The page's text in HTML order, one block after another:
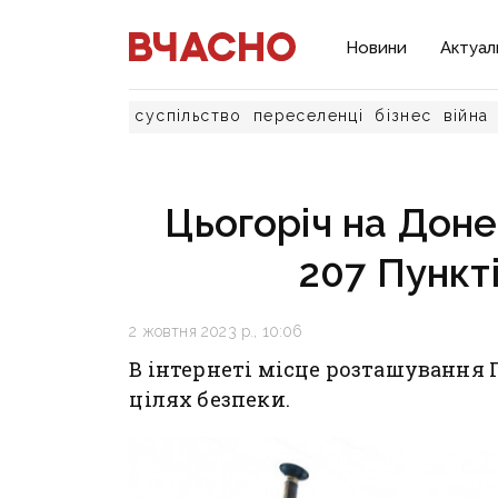
Новини
суспільство переселенці бізнес війна
Цьогоріч на
207
2 жовтня 2023 р., 10:06
В інтернеті місце
цілях безпеки.